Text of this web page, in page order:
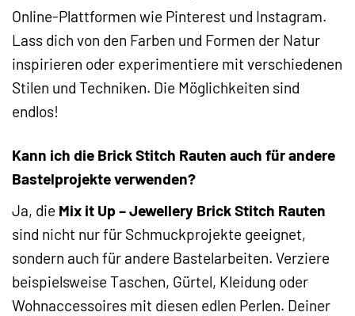
Online-Plattformen wie Pinterest und Instagram.
Lass dich von den Farben und Formen der Natur
inspirieren oder experimentiere mit verschiedenen
Stilen und Techniken. Die Möglichkeiten sind
endlos!
Kann ich die Brick Stitch Rauten auch für andere
Bastelprojekte verwenden?
Ja, die Mix it Up – Jewellery Brick Stitch Rauten
sind nicht nur für Schmuckprojekte geeignet,
sondern auch für andere Bastelarbeiten. Verziere
beispielsweise Taschen, Gürtel, Kleidung oder
Wohnaccessoires mit diesen edlen Perlen. Deiner